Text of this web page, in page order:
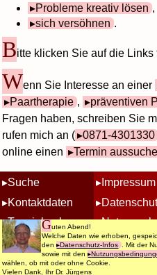
Probleme kreativ lösen ,
sich versöhnen .
Bitte klicken Sie auf die
Wenn Sie Interesse an einer
Paartherapie , präventiven
Fragen haben, schreiben Sie
rufen mich an (
0871-4301330
online einen
Termin
Suche
Kontaktdaten
Terminbuchung
Impressum
Guten Abend!
Welche Daten wie erhoben,
den Datenschutz-Infos
. Mit der
sowie mit den
wählen, ob mit oder ohne Cookie.
Vielen Dank, Ihr Dr. Jürgens